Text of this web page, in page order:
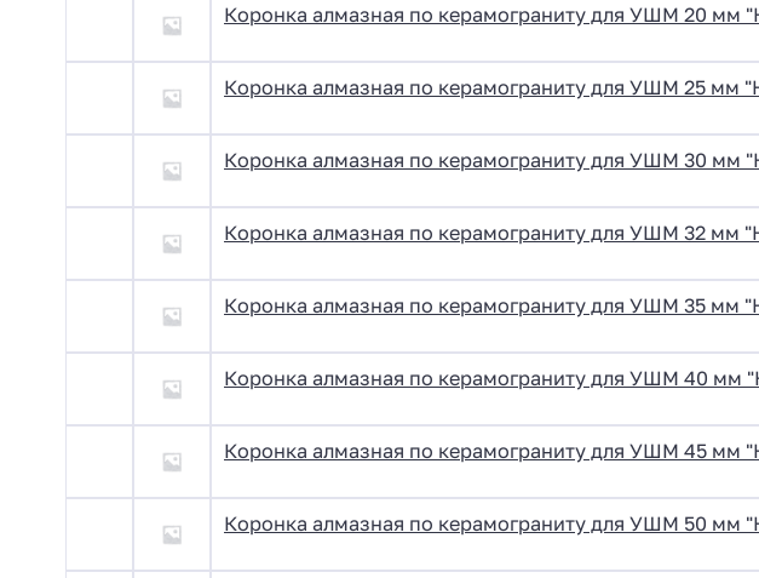
Коронка алмазная по керамограниту для УШМ 20 мм
Коронка алмазная по керамограниту для УШМ 25 мм
Коронка алмазная по керамограниту для УШМ 30 мм
Коронка алмазная по керамограниту для УШМ 32 мм
Коронка алмазная по керамограниту для УШМ 35 мм
Коронка алмазная по керамограниту для УШМ 40 мм
Коронка алмазная по керамограниту для УШМ 45 мм
Коронка алмазная по керамограниту для УШМ 50 мм